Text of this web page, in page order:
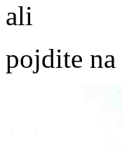
ali
pojdite na